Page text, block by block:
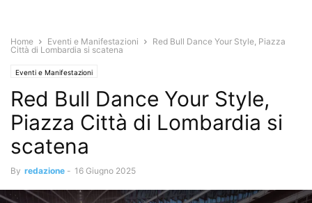
Home Eventi e Manifestazioni
Red Bull Dance Your Style, Piazza
Città di Lombardia si scatena
Eventi e Manifestazioni
Red Bull Dance Your Style,
Piazza Città di Lombardia si
scatena
By redazione - 16 Giugno 2025